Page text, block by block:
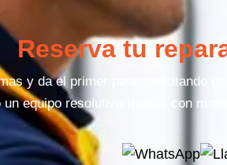
Reserva tu
y da el primer paso solicitando
equipo resolutivo trabaja con